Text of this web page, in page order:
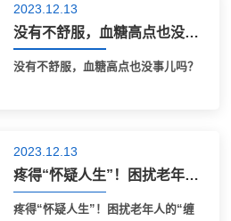
2023.12.13
没有不舒服，血糖高点也没事儿吗？
没有不舒服，血糖高点也没事儿吗？
2023.12.13
疼得“怀疑人生”！困扰老年人的“缠腰龙”是啥？
疼得“怀疑人生”！困扰老年人的“缠